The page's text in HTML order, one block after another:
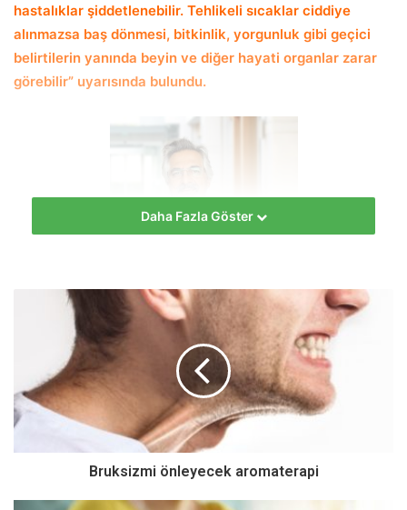
hastalıklar şiddetlenebilir. Tehlikeli sıcaklar ciddiye
alınmazsa baş dönmesi, bitkinlik, yorgunluk gibi geçici
belirtilerin yanında beyin ve diğer hayati organlar zarar
görebilir” uyarısında bulundu.
hekimus + İç Hastalıkları Uzmanı Dr. Eyyüp Kenan Özok,
yaz aylarında yaşanabilecek olumsuzluklara karşı basit ama
etkili 8 tavsiyede bulundu:
Dışarı çıkarken açık renkli, hava geçirgenliği olan, pamuklu
ve ter emici kıyafetler tercih edilmeli. Şapka ve güneş
gözlüğü olmadan evden adım atılmamalı. Aşırı terlemenin
önüne geçebilmek için sımsıkı kapalı ayakkabılar yerine
Daha Fazla Göster
Bruksizmi önleyecek aromaterapi